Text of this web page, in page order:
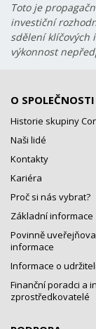
Toto je
investiční
sdělení klíčových
výkonnost
O SPOLEČNOSTI
Historie skupiny
Naši lidé
Kontakty
Kariéra
Proč si nás vybrat?
Základní informace
Povinně
informace
Informace o
Finanční poradci a
zprostředkovatelé